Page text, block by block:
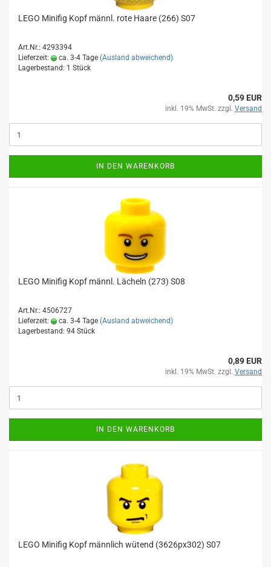
LEGO Minifig Kopf männl. rote Haare (266) S07
Art.Nr.: 4293394
Lieferzeit:
ca. 3-4 Tage (Ausland abweichend)
Lagerbestand: 1 Stück
0,59 EUR
inkl. 19% MwSt. zzgl. Versand
IN DEN WARENKORB
LEGO Minifig Kopf männl. Lächeln (273) S08
Art.Nr.: 4506727
Lieferzeit:
ca. 3-4 Tage (Ausland abweichend)
Lagerbestand: 94 Stück
0,89 EUR
inkl. 19% MwSt. zzgl. Versand
IN DEN WARENKORB
LEGO Minifig Kopf männlich wütend (3626px302) S07